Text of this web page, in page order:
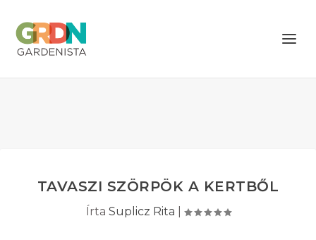
TAVASZI SZÖRPÖK A KERTBŐL
Írta Suplicz Rita